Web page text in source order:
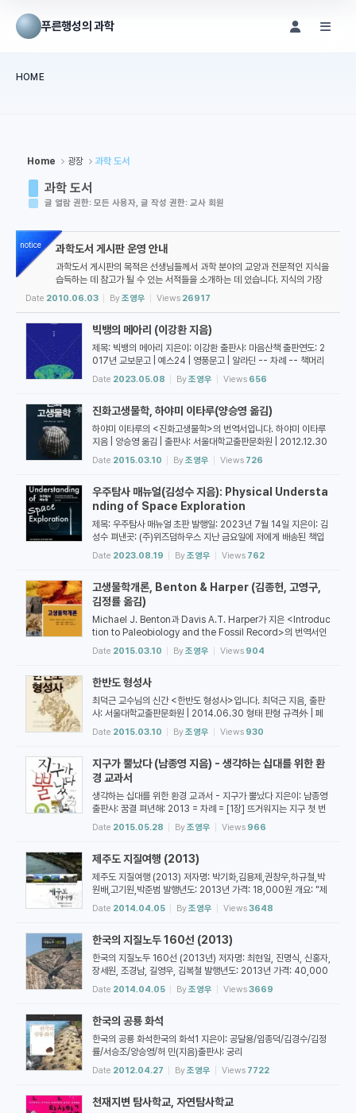
푸른행성의 과학
HOME
Home 광장 과학 도서
과학 도서
글 열람 권한: 모든 사용자, 글 작성 권한: 교사 회원
notice 과학도서 게시판 운영 안내
과학도서 게시판의 목적은 선생님들께서 과학 분야의 교양과 전문적인 지식을
습득하는 데 참고가 될 수 있는 서적들을 소개하는 데 있습니다. 지식의 가장
중요한 출처는 관련 분야에서 오랜 경험과 전문성을 가지고 있는 분들이 쓴 서
적이나 논문이어야 한다고 생각하기 때문에 이 게시판을 만들었습니다. 다만,
니다. 도서의 선정 기준은 따로 마련한...
Date 2010.06.03 By조영우 Views 26917
빅뱅의 메아리 (이강환 지음)
제목: 빅뱅의 메아리 지은이: 이강환 출판사: 마음산책 출판연도: 2
017년 교보문고 | 예스24 | 영풍문고 | 알라딘 -- 차례 -- 책머리
에 6 과학이 된 우주론 팽창하는 우주 17빅뱅 우주론의 등장 29빅
뱅 우주론의 라이벌 36우주를 보는 새로운 눈 42결정적인 발견 5
주 77인플레이션 이론의 등장 82우주에 뿌려진 씨앗 88 우주의
미세한 온도 차이를 찾아라 COBE 모래...
Date 2023.05.08 By조영우 Views 656
진화고생물학, 하야미 이타루(양승영 옮김)
하야미 이타루의 <진화고생물학>의 번역서입니다. 하야미 이타루
지음 | 양승영 옮김 | 출판사: 서울대학교출판문화원 | 2012.12.30
| 형태 판형 A5 | 페이지 수 285 | 정가25,000원 -- 차례 -- 머
리말 옮긴이의 말 일러두기 Ⅰ 자연사과학과 고생물학 1.자연사과학
기의 고생물학 2.고생물학의 성립 3.화석의 기재 4.진화론이 고생
물학에 끼친 영향 5.고현(考現) 고...
Date 2015.03.10 By조영우 Views 726
우주탐사 매뉴얼(김성수 지음): Physical Understa
nding of Space Exploration
제목: 우주탐사 매뉴얼 초판 발행일: 2023년 7월 14일 지은이: 김
성수 펴낸곳: (주)위즈덤하우스 지난 금요일에 저에게 배송된 책입
니다. 제가 주문하지는 않았습니다. 책 제목이 우주탐사 매뉴얼인데
부제인 것처럼 보이는 "Physical Understanding of Space E
데 군데 빠르게 읽어보았습니다. 지은이가 책머리에 쓴 '이 책은 우
주 탐사 전반에 대한 물리학적 이해...
Date 2023.08.19 By조영우 Views 762
고생물학개론, Benton & Harper (김종헌, 고영구,
김정률 옮김)
Michael J. Benton과 Davis A.T. Harper가 지은 <Introduc
tion to Paleobiology and the Fossil Record>의 번역서인
<고생물학개론>입니다. Michael J. Benton , David A.T. Ha
rper 지음 | 김종헌 , 고영구 , 김정률 옮김 | 출판사: 박학사 | 2014.
- 제1장 과학으로서 고생물학 제2장 시간과 공간에서 화석 제3장
화석생성론과 화석 기록의 질 제4장 고생태와 고기후 제5장...
Date 2015.03.10 By조영우 Views 904
한반도 형성사
최덕근 교수님의 신간 <한반도 형성사>입니다. 최덕근 지음, 출판
사: 서울대학교출판문화원 | 2014.06.30 형태 판형 규격外 | 페
이지 수 292 | 정가28,000원 -- 차례 -- 책머리에 v 제 1 부 한
반도의 지질과 지체구조 제 1 장 한반도 개관 3 1. 한반도 지형｜3
장 한반도 지체구조 13 1. 동아시아 지체구조에서 한반도의 위상｜
13 2. 북부지괴｜18 1) 관모육괴｜18 ...
Date 2015.03.10 By조영우 Views 930
지구가 뿔났다 (남종영 지음) - 생각하는 십대를 위한 환
경 교과서
생각하는 십대를 위한 환경 교과서 - 지구가 뿔났다 지은이: 남종영
출판사: 꿈결 펴년해: 2013 = 차례 = [1장] 뜨거워지는 지구 첫 번
째 이야기_ 매머드는 왜 사라졌을까 두 번째 이야기_ 북극곰의 미래
세 번째 이야기_ 이상 기후에 몸살 앓는 지구촌 네 번째 이야기_ 명
공감한다, 고로 존재한다 여섯 번째 이야기_ 동물에게도 문화가 있
다 일곱 번째 이야기_ 학...
Date 2015.05.28 By조영우 Views 966
제주도 지질여행 (2013)
제주도 지질여행 (2013) 저자명: 박기화,김용제,권창우,하규철,박
원배,고기원,박준범 발행년도: 2013년 가격: 18,000원 개요: "제
주도를 관광하면서 화산이 만든 생생한 지질 현상을 쉽게 찾아보고
즐겁게 이해할 수 있도록 ‘제주도 지질여행’의 초판이 발간된 지 10
던 자연의 귀중함과 신비함이 가득하고, 제주도는 보존해야할 우리
의 중요한 지질자원의 보고라...
Date 2014.04.05 By조영우 Views3648
한국의 지질노두 160선 (2013)
한국의 지질노두 160선 (2013년) 저자명: 최현일, 진명식, 신홍자,
장세원, 조경남, 길영우, 김복철 발행년도: 2013년 가격: 40,000
원 개요: "사라져가는 지질노두를 기재하여 기록으로 남기고 교사,
학생 그리고 지질학에 관심을 가진 일반인들의 지질학 학습을 돕기
지질학은 광물, 암석 및 화석을 이해하기 위한 실내 학습과 실험 외
에도 지층의 발달, 습곡, 단층,...
Date 2014.04.05 By조영우 Views3669
한국의 공룡 화석
한국의 공룡 화석한국의 화석1 지은이: 공달용/임종덕/김경수/김정
률/서승조/양승영/허 민(지음)출판사: 궁리
Date 2012.04.27 By조영우 Views 7722
천재지변 탐사학교, 자연탐사학교